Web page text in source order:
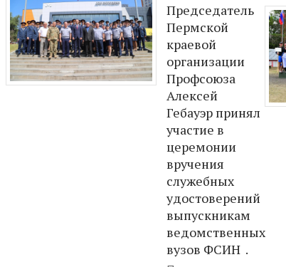
Председатель
Пермской
краевой
организации
Профсоюза
Алексей
Гебауэр принял
участие в
церемонии
вручения
служебных
удостоверений
выпускникам
ведомственных
вузов ФСИН .